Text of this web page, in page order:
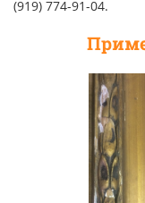
(919) 774-91-04.